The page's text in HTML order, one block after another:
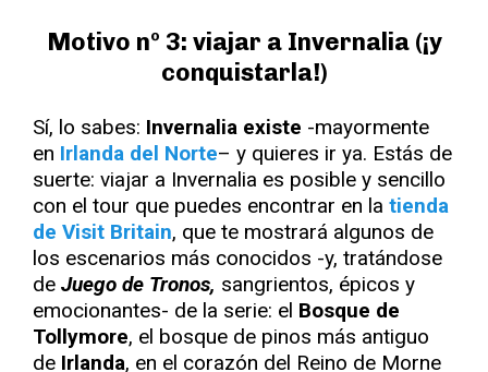
Motivo nº 3: viajar a Invernalia (¡y
conquistarla!)
Sí, lo sabes: Invernalia existe -mayormente
en Irlanda del Norte– y quieres ir ya. Estás de
suerte: viajar a Invernalia es posible y sencillo
con el tour que puedes encontrar en la tienda
de Visit Britain, que te mostrará algunos de
los escenarios más conocidos -y, tratándose
de Juego de Tronos, sangrientos, épicos y
emocionantes- de la serie: el Bosque de
Tollymore, el bosque de pinos más antiguo
de Irlanda, en el corazón del Reino de Morne